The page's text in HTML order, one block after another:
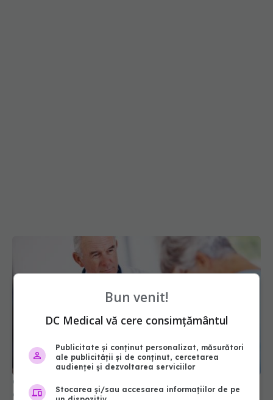
Greșeala majoră pe care o faci înainte să intri în
cabinetul medicului. Algoritmul nu te salvează
Bun venit!
DC Medical vă cere consimțământul
Publicitate și conținut personalizat, măsurători
ale publicității și de conținut, cercetarea
audienței și dezvoltarea serviciilor
Stocarea și/sau accesarea informațiilor de pe